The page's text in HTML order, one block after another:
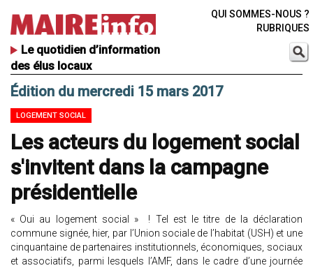
Le quotidien d’information
des élus locaux
QUI SOMMES-NOUS ?
RUBRIQUES
Édition du mercredi 15 mars 2017
LOGEMENT SOCIAL
Les acteurs du logement social
s'invitent dans la campagne
présidentielle
« Oui au logement social » ! Tel est le titre de la déclaration
commune signée, hier, par l’Union sociale de l’habitat (USH) et une
cinquantaine de partenaires institutionnels, économiques, sociaux
et associatifs, parmi lesquels l’AMF, dans le cadre d’une journée